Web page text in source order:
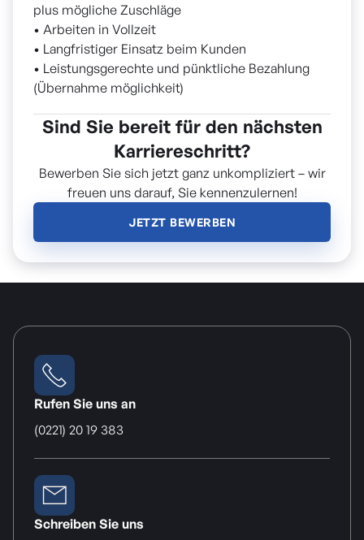
plus mögliche Zuschläge
• Arbeiten in Vollzeit
• Langfristiger Einsatz beim Kunden
• Leistungsgerechte und pünktliche Bezahlung
(Übernahme möglichkeit)
Sind Sie bereit für den nächsten
Karriereschritt?
Bewerben Sie sich jetzt ganz unkompliziert – wir
freuen uns darauf, Sie kennenzulernen!
JETZT BEWERBEN
Rufen Sie uns an
(0221) 20 19 383
Schreiben Sie uns